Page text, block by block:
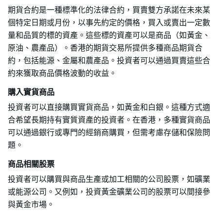
期貨合約是一種標準化的法律合約，買賣雙方承諾在未來某
個特定日期或月份，以事先約定的價格，買入或賣出一定數
量和品質的標的資產。這些標的資產可以是商品（如黃金、
原油、農產品）。香港的期貨交易所提供多種商品期貨合
約，包括能源、金屬和農產品。投資者可以通過買賣這些合
約來獲取商品價格波動的收益。
購入實貨商品
投資者可以直接購買實貨商品，如黃金和白銀。這種方式適
合希望長期持有實質資產的投資者。在香港，多種實貨商品
可以通過銀行或專門的經銷商購買，但需考慮存儲和保險問
題。
商品相關股票
投資者可以購買與商品生產或加工相關的公司股票，如礦業
或能源公司。又例如，投資黃金礦業公司的股票可以間接參
與黃金市場。